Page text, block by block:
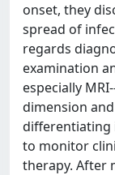
onset, they
spread of
regards
examination
especially
dimension
differentiating
to monitor
therapy. After